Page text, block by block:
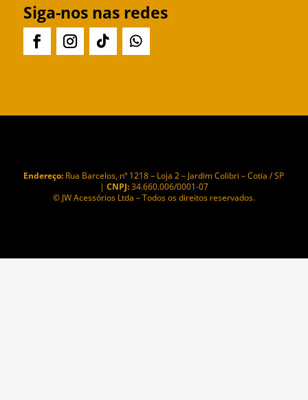
Siga-nos nas redes
Endereço: Rua Barcelos, nº 1218 – Loja 2 – Jardim Colibri – Cotia / SP
| CNPJ:34.660.006/0001-07
© JW Acessórios Ltda – Todos os direitos reservados.